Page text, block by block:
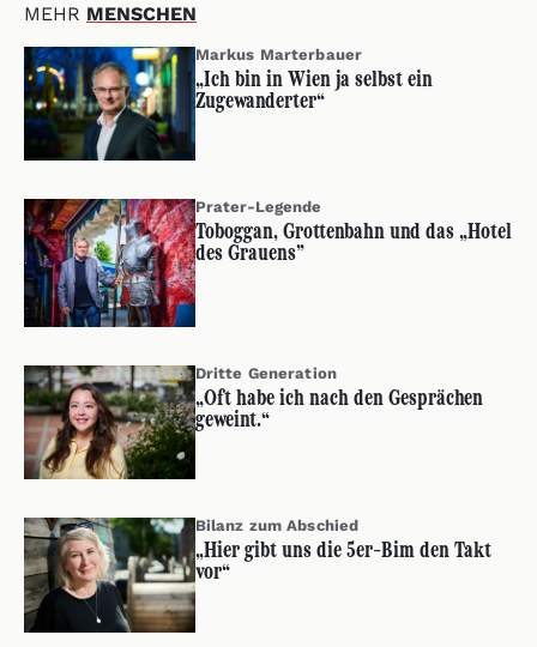
MEHR MENSCHEN
Markus Marterbauer
„Ich bin in Wien ja selbst ein
Zugewanderter“
Prater-Legende
Toboggan, Grottenbahn und das „Hotel
des Grauens”
Dritte Generation
„Oft habe ich nach den Gesprächen
geweint.“
Bilanz zum Abschied
„Hier gibt uns die 5er-Bim den Takt
vor“